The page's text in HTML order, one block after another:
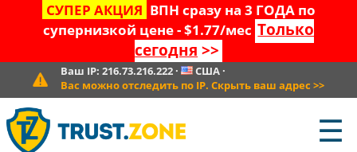
СУПЕР АКЦИЯ ВПН сразу на 3 ГОДА по
супернизкой цене - $1.77/мес Только
сегодня >>
Ваш IP: 216.73.216.222· США·
Вас можно отследить по IP. Скрыть ваш адрес >>
☰